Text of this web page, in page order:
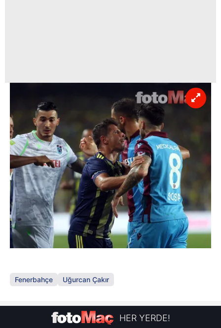
Fenerbahçe Uğurcan Çakır
HER YERDE!